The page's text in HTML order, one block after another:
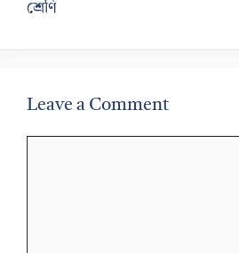
শ্রেণি
Leave a Comment